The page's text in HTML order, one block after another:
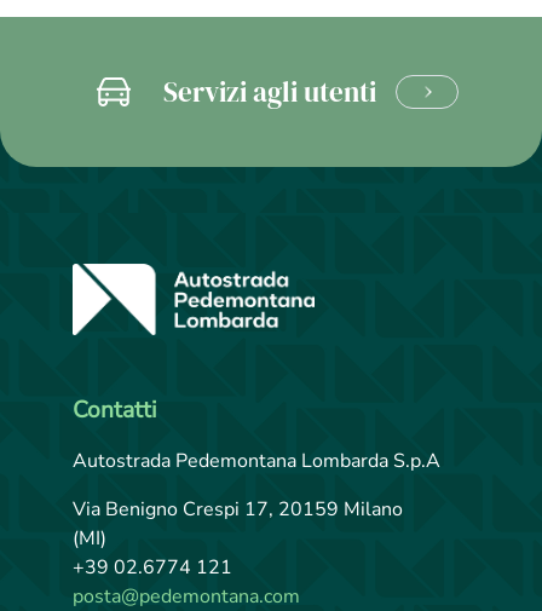
Servizi agli utenti
CLICCA
SCOPRI
Contatti
Autostrada Pedemontana Lombarda S.p.A
Via Benigno Crespi 17, 20159 Milano
(MI)
+39 02.6774 121
posta@pedemontana.com